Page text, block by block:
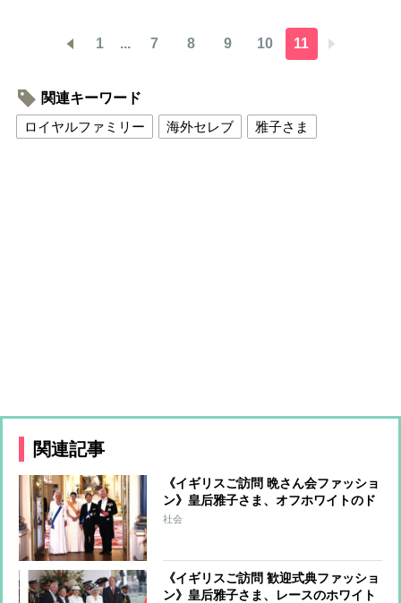
1 ... 7 8 9 10 11
関連キーワード
ロイヤルファミリー
海外セレブ 雅子さま
関連記事
《イギリスご訪問 晩さん会ファッショ
ン》皇后雅子さま、オフホワイトのド
レスでご出席 菊の花をモチーフとし
社会
《イギリスご訪問 歓迎式典ファッショ
ン》皇后雅子さま、レースのホワイト